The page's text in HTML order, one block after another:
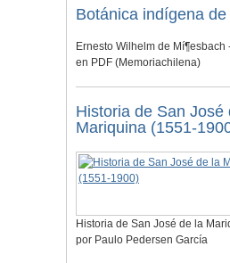
Botánica indígena
Ernesto Wilhelm de
en PDF (Memoriachilena)
Historia de San José
Mariquina (1551-
Historia de San José de la
por Paulo Pedersen García